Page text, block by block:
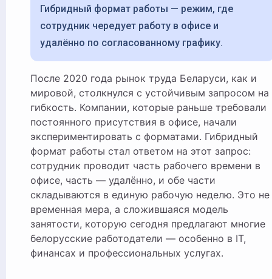
Гибридный формат работы — режим, где
сотрудник чередует работу в офисе и
удалённо по согласованному графику.
После 2020 года рынок труда Беларуси, как и
мировой, столкнулся с устойчивым запросом на
гибкость. Компании, которые раньше требовали
постоянного присутствия в офисе, начали
экспериментировать с форматами. Гибридный
формат работы стал ответом на этот запрос:
сотрудник проводит часть рабочего времени в
офисе, часть — удалённо, и обе части
складываются в единую рабочую неделю. Это не
временная мера, а сложившаяся модель
занятости, которую сегодня предлагают многие
белорусские работодатели — особенно в IT,
финансах и профессиональных услугах.